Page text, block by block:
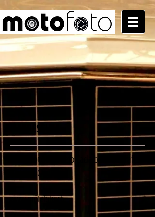
IMPRESSUM
Motofoto.ch
, Reto Cadalbert Fotografie
motofoto@gmx.ch
www.motofoto.ch